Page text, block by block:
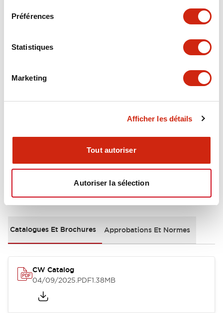
Préférences
Statistiques
Marketing
Afficher les détails
Tout autoriser
Autoriser la sélection
Tout développer+
Functional Specifications
Mounting and Installation Specifications
Documents et fichiers
Catalogues Et Brochures Approbations Et Normes
CW Catalog
04/09/2025.PDF1.38MB